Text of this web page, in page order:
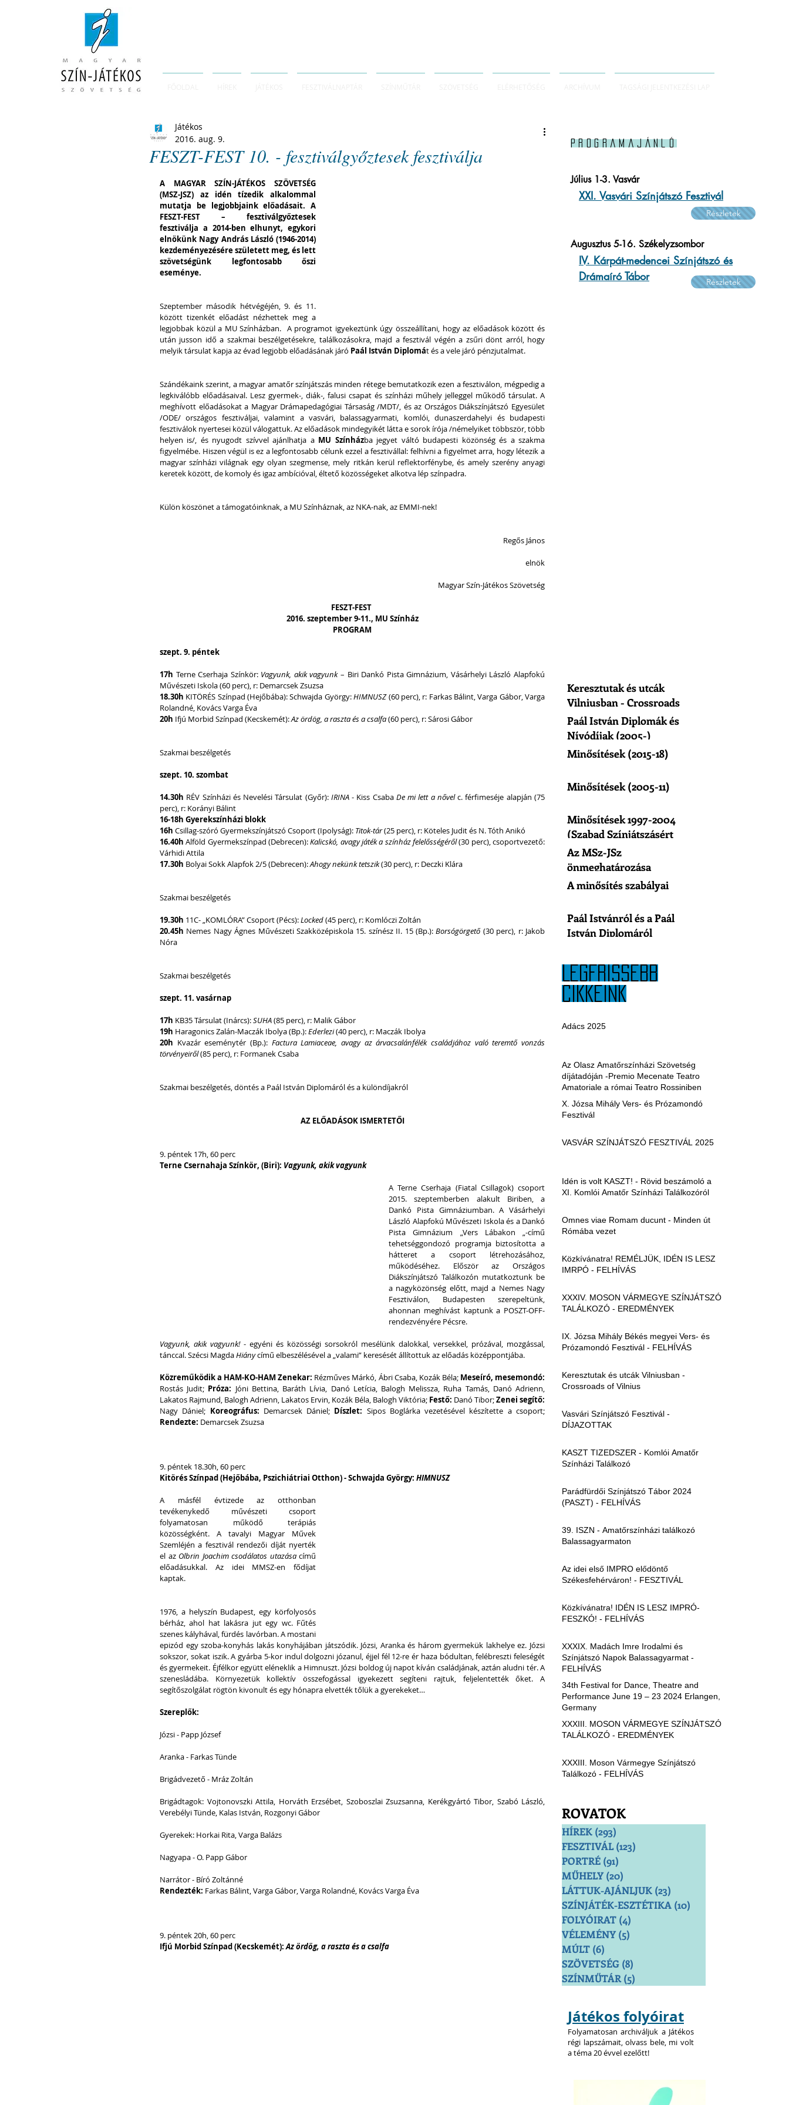
FESZT-FEST 10. - fesztiválgyőztesek fesztiválja
Játékos
2016. aug. 9.
A MAGYAR SZÍN-JÁTÉKOS SZÖVETSÉG
(MSZ-JSZ) az idén tízedik alkalommal
mutatja be legjobbjaink előadásait. A
FESZT-FEST – fesztiválgyőztesek
fesztiválja a 2014-ben elhunyt, egykori
elnökünk Nagy András László (1946-2014)
kezdeményezésére született meg, és lett
szövetségünk legfontosabb őszi
eseménye.
Szeptember második hétvégéjén, 9. és 11.
között tizenkét előadást nézhettek meg a
legjobbak közül a MU Színházban.  A programot igyekeztünk úgy összeállítani, hogy az előadások között és
után jusson idő a szakmai beszélgetésekre, találkozásokra, majd a fesztivál végén a zsűri dönt arról, hogy
melyik társulat kapja az évad legjobb előadásának járó Paál István Diplomát és a vele járó pénzjutalmat.
Szándékaink szerint, a magyar amatőr színjátszás minden rétege bemutatkozik ezen a fesztiválon, mégpedig a
legkiválóbb előadásaival. Lesz gyermek-, diák-, falusi csapat és színházi műhely jelleggel működő társulat. A
meghívott előadásokat a Magyar Drámapedagógiai Társaság /MDT/, és az Országos Diákszínjátszó Egyesület
/ODE/ országos fesztiváljai, valamint a vasvári, balassagyarmati, komlói, dunaszerdahelyi és budapesti
fesztiválok nyertesei közül válogattuk. Az előadások mindegyikét látta e sorok írója /némelyiket többször, több
helyen is/, és nyugodt szívvel ajánlhatja a MU Színházba jegyet váltó budapesti közönség és a szakma
figyelmébe. Hiszen végül is ez a legfontosabb célunk ezzel a fesztivállal: felhívni a figyelmet arra, hogy létezik a
magyar színházi világnak egy olyan szegmense, mely ritkán kerül reflektorfénybe, és amely szerény anyagi
keretek között, de komoly és igaz ambícióval, éltető közösségeket alkotva lép színpadra.
Külön köszönet a támogatóinknak, a MU Színháznak, az NKA-nak, az EMMI-nek!
Regős János
elnök
Magyar Szín-Játékos Szövetség
FESZT-FEST
2016. szeptember 9-11., MU Színház
PROGRAM
szept. 9. péntek
17h Terne Cserhaja Színkör: Vagyunk, akik vagyunk – Biri Dankó Pista Gimnázium, Vásárhelyi László Alapfokú
Művészeti Iskola (60 perc), r: Demarcsek Zsuzsa
18.30h KITÖRÉS Színpad (Hejőbába): Schwajda György: HIMNUSZ (60 perc), r: Farkas Bálint, Varga Gábor, Varga
Rolandné, Kovács Varga Éva
20h Ifjú Morbid Színpad (Kecskemét): Az ördög, a raszta és a csalfa (60 perc), r: Sárosi Gábor
Szakmai beszélgetés
szept. 10. szombat
14.30h RÉV Színházi és Nevelési Társulat (Győr): IRINA - Kiss Csaba De mi lett a nővel c. férfimeséje alapján (75
perc), r: Korányi Bálint
16-18h Gyerekszínházi blokk
16h Csillag-szóró Gyermekszínjátszó Csoport (Ipolyság): Titok-tár (25 perc), r: Köteles Judit és N. Tóth Anikó
16.40h Alföld Gyermekszínpad (Debrecen): Kalicskó, avagy játék a színház felelősségéről (30 perc), csoportvezető:
Várhidi Attila
17.30h Bolyai Sokk Alapfok 2/5 (Debrecen): Ahogy nekünk tetszik (30 perc), r: Deczki Klára
Szakmai beszélgetés
19.30h 11C- „KOMLÓRA” Csoport (Pécs): Locked (45 perc), r: Komlóczi Zoltán
20.45h Nemes Nagy Ágnes Művészeti Szakközépiskola 15. színész II. 15 (Bp.): Borsógörgető (30 perc), r: Jakob
Nóra
Szakmai beszélgetés
szept. 11. vasárnap
17h KB35 Társulat (Inárcs): SUHA (85 perc), r: Malik Gábor
19h Haragonics Zalán-Maczák Ibolya (Bp.): Ederlezi (40 perc), r: Maczák Ibolya
20h Kvazár eseménytér (Bp.): Factura Lamiaceae, avagy az árvacsalánfélék családjához való teremtő vonzás
törvényeiről (85 perc), r: Formanek Csaba
Szakmai beszélgetés, döntés a Paál István Diplomáról és a különdíjakról
AZ ELŐADÁSOK ISMERTETŐI
9. péntek 17h, 60 perc
Terne Csernahaja Színkör, (Biri): Vagyunk, akik vagyunk
A Terne Cserhaja (Fiatal Csillagok) csoport
2015. szeptemberben alakult Biriben, a
Dankó Pista Gimnáziumban. A Vásárhelyi
László Alapfokú Művészeti Iskola és a Dankó
Pista Gimnázium „Vers Lábakon „-című
tehetséggondozó programja biztosította a
hátteret a csoport létrehozásához,
működéséhez. Először az Országos
Diákszínjátszó Találkozón mutatkoztunk be
a nagyközönség előtt, majd a Nemes Nagy
Fesztiválon, Budapesten szerepeltünk,
ahonnan meghívást kaptunk a POSZT-OFF-
rendezvényére Pécsre.
Vagyunk, akik vagyunk! - egyéni és közösségi sorsokról mesélünk dalokkal, versekkel, prózával, mozgással,
tánccal. Szécsi Magda Hiány című elbeszélésével a „valami” keresését állítottuk az előadás középpontjába.
Közreműködik a HAM-KO-HAM Zenekar: Rézműves Márkó, Ábri Csaba, Kozák Béla; Meseíró, mesemondó:
Rostás Judit; Próza: Jóni Bettina, Baráth Lívia, Danó Letícia, Balogh Melissza, Ruha Tamás, Danó Adrienn,
Lakatos Rajmund, Balogh Adrienn, Lakatos Ervin, Kozák Béla, Balogh Viktória; Festő: Danó Tibor;
Nagy Dániel; Koreográfus: Demarcsek Dániel; Díszlet:
Rendezte: Demarcsek Zsuzsa
9. péntek 18.30h, 60 perc
Kitörés Színpad (Hejőbába, Pszichiátriai Otthon) - Schwajda György: HIMNUSZ
A másfél évtizede az otthonban
tevékenykedő művészeti csoport
folyamatosan működő terápiás
közösségként. A tavalyi Magyar Művek
Szemléjén a fesztivál rendezői díját nyerték
el az Olbrin Joachim csodálatos utazása című
előadásukkal. Az idei MMSZ-en fődíjat
kaptak.
1976, a helyszín Budapest, egy körfolyosós
bérház, ahol hat lakásra jut egy wc. Fűtés
szenes kályhával, fürdés lavórban. A mostani
epizód egy szoba-konyhás lakás konyhájában játszódik. Józsi, Aranka és három gyermekük lakhelye ez. Józsi
sokszor, sokat iszik. A gyárba 5-kor indul dolgozni józanul, éjjel fél 12-re ér haza bódultan, felébreszti feleségét
és gyermekeit. Éjfélkor együtt eléneklik a Himnuszt. Józsi boldog új napot kíván családjának, aztán aludni tér. A
szenesládába. Környezetük kollektív összefogással igyekezett segíteni rajtuk, feljelentették őket. A
segítőszolgálat rögtön kivonult és egy hónapra elvették tőlük a gyerekeket…
Szereplők:
Józsi - Papp József
Aranka - Farkas Tünde
Brigádvezető - Mráz Zoltán
Brigádtagok: Vojtonovszki Attila, Horváth Erzsébet, Szoboszlai Zsuzsanna, Kerékgyártó Tibor, Szabó László,
Verebélyi Tünde, Kalas István, Rozgonyi Gábor
Gyerekek: Horkai Rita, Varga Balázs
Nagyapa - O. Papp Gábor
Narrátor - Bíró Zoltánné
Rendezték: Farkas Bálint, Varga Gábor, Varga Rolandné, Kovács Varga Éva
9. péntek 20h, 60 perc
Ifjú Morbid Színpad (Kecskemét): Az ördög, a raszta és a csalfa
Programajánló
Adács 2025
Az Olasz Amatőrszínházi Szövetség
díjátadóján -Premio Mecenate Teatro
Amatoriale a római Teatro Rossiniben
X. Józsa Mihály Vers- és Prózamondó
Fesztivál
VASVÁR SZÍNJÁTSZÓ FESZTIVÁL 2025
Idén is volt KASZT! - Rövid beszámoló a
XI. Komlói Amatőr Színházi Találkozóról
Omnes viae Romam ducunt - Minden út
Rómába vezet
Közkívánatra! REMÉLJÜK, IDÉN IS LESZ
IMRPÓ - FELHÍVÁS
XXXIV. MOSON VÁRMEGYE SZÍNJÁTSZÓ
TALÁLKOZÓ - EREDMÉNYEK
IX. Józsa Mihály Békés megyei Vers- és
Prózamondó Fesztivál - FELHÍVÁS
Keresztutak és utcák Vilniusban -
Crossroads of Vilnius
Vasvári Színjátszó Fesztivál -
DÍJAZOTTAK
KASZT TIZEDSZER - Komlói Amatőr
Színházi Találkozó
Parádfürdői Színjátszó Tábor 2024
(PASZT) - FELHÍVÁS
39. ISZN - Amatőrszínházi találkozó
Balassagyarmaton
Az idei első IMPRO elődöntő
Székesfehérváron! - FESZTIVÁL
Közkívánatra! IDÉN IS LESZ IMPRÓ-
FESZKÓ! - FELHÍVÁS
XXXIX. Madách Imre Irodalmi és
Színjátszó Napok Balassagyarmat -
FELHÍVÁS
34th Festival for Dance, Theatre and
Performance June 19 – 23 2024 Erlangen,
Germany
XXXIII. MOSON VÁRMEGYE SZÍNJÁTSZÓ
TALÁLKOZÓ - EREDMÉNYEK
XXXIII. Moson Vármegye Színjátszó
Találkozó - FELHÍVÁS
LEGFRISSEBB
CIKKEINK
ROVATOK
HÍREK (293)
FESZTIVÁL (123)
PORTRÉ (91)
MŰHELY (20)
LÁTTUK-AJÁNLJUK (23)
SZÍNJÁTÉK-ESZTÉTIKA (10)
FOLYÓIRAT (4)
VÉLEMÉNY (5)
MÚLT (6)
SZÖVETSÉG (8)
SZÍNMŰTÁR (5)
Keresztutak és utcák
Vilniusban - Crossroads
of Vilnius
Paál István Diplomák és
Nívódíjak (2005-)
Minősítések (2015-18)
Minősítések (2005-11)
Minősítések 1997-2004
(Szabad Színjátszásért
Egyesület)
Az MSz-JSz
önmeghatározása
A minősítés szabályai
Paál Istvánról és a Paál
István Diplomáról
Játékos folyóirat
Folyamatosan archiváljuk a Játékos
régi lapszámait, olvass bele, mi volt
a téma 20 évvel ezelőtt!
Július 1-3. Vasvár
XXI. Vasvári Színjátszó Fesztivál
Részletek
Augusztus 5-16. Székelyzsombor
IV. Kárpát-medencei Színjátszó és
Drámaíró Tábor
Részletek